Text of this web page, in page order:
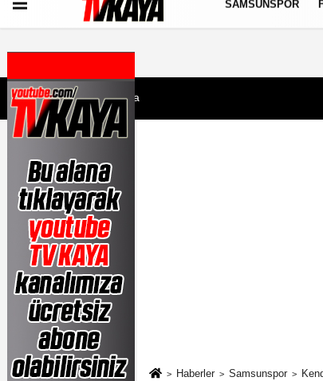
İletişim Çerez Politikası
SAMSUNSPOR
7 Ağustos 2026, Cuma
Haberler Samsunspor